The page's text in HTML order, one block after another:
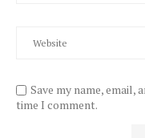
Save my name,
time I comment.